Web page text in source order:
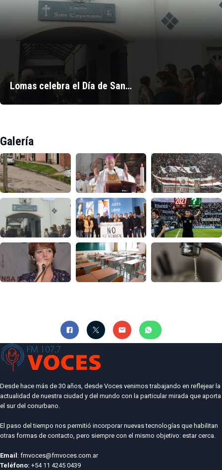
Lomas celebra el Día de San…
Galería
Desde hace más de 30 años, desde Voces venimos trabajando en reflejear la
actualidad de nuestra ciudad y del mundo con la particular mirada que aporta
el sur del conurbano.
El paso del tiempo nos permitió incorporar nuevas tecnologías que habilitan
otras formas de contacto, pero siempre con el mismo objetivo: estar cerca.
Email : fmvoces@fmvoces.com.ar
Teléfono: +54 11 4245 0439